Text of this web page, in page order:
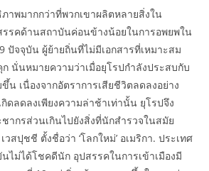
าพมากกว่าที่พวกเขาผลิตหลายสิ่งใน
รคด้านสถาบันค่อนข้างน้อยในการอพยพใน
ปัจจุบัน ผู้ย้ายถิ่นที่ไม่มีเอกสารที่เหมาะสม
ก นั่นหมายความว่าเมื่อยุโรปกำลังประสบกับ
น เนื่องจากอัตราการเสียชีวิตลดลงอย่าง
ดลดลงเพียงความล่าช้าเท่านั้น ยุโรปจึง
ากรส่วนเกินไปยังสิ่งที่นักสำรวจในสมัย
วสปุชชี ตั้งชื่อว่า ‘โลกใหม่’ อเมริกา. ประเทศ
ไม่ได้โชคดีนัก อุปสรรคในการเข้าเมืองมี